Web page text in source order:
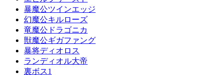
暴魔公ツインエッジ
幻魔公キルローズ
竜魔公ドラゴニカ
獣魔公ギガファング
暴将ディオロス
ランディオル大帝
裏ボス1